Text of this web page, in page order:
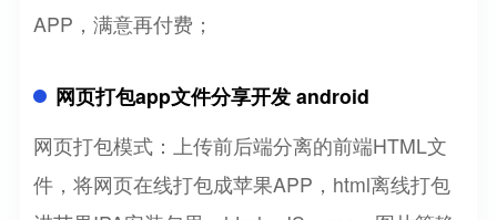
APP，满意再付费；
网页打包app文件分享开发 android
网页打包模式：上传前后端分离的前端HTML文
件，将网页在线打包成苹果APP，html离线打包